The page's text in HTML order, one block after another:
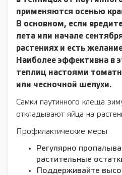
применяются осенью
В основном, если
лета или начале
растениях и есть
Наиболее эффективна в
теплиц настоями
или чесночной шелухи.
Самки паутинного клеща
откладывают яйца на
Профилактические меры
Регулярно
растительные
Поддерживайте